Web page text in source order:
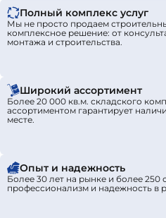
Полный комплекс услуг
Мы не просто продаем
комплексное решение: от
монтажа и строительства.
Широкий ассортимент
Более 20 000 кв.м. складского
ассортиментом гарантирует
месте.
Опыт и надежность
Более 30 лет на рынке и более 250
профессионализм и надежность в